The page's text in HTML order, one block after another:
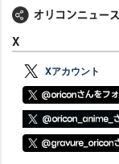
X
Xアカウント